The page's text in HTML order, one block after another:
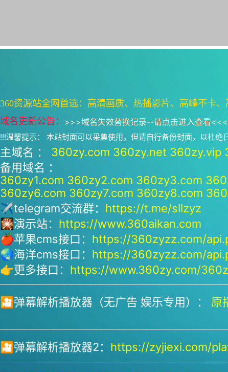
360资源站全网首选：高清画质、热播影片、高峰不卡
域名更新公告： >>>域名失效替换记录--请点击进入查看<<<
!!!温馨提示： 本站封面可以采集使用，但请自行备份封面，以杜绝
主域名 ： 360zy.com 360zy.net 360zy.vip
备用域名 ：
360zy1.com 360zy2.com 360zy3.com
360zy6.com 360zy7.com 360zy8.com
✈telegram交流群： https://t.me/sllzyz
🎇演示站： https://www.360aikan.com
🍎苹果cms接口： https://360zyzz.com/
🌏海洋cms接口： https://360zyzz.com/
👉更多接口： https://www.360zy.com/
🎦弹幕解析播放器（无广告 娱乐专用）： 原
🎦弹幕解析播放器2： https://zyjiexi.com/